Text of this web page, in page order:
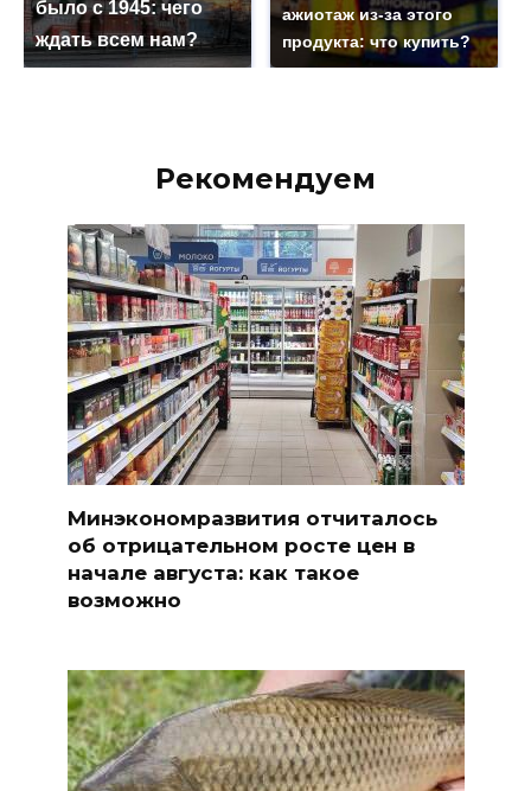
было с 1945: чего
ждать всем нам?
ажиотаж из-за этого
продукта: что купить?
Рекомендуем
Минэкономразвития отчиталось
об отрицательном росте цен в
начале августа: как такое
возможно